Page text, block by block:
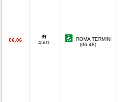
06.06 4501
ROMA TERMINI
(06.48)